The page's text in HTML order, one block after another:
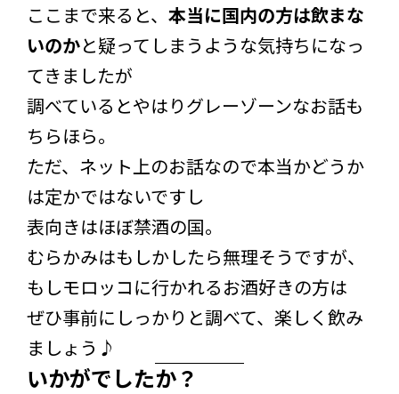
ここまで来ると、 本当に国内の方は飲まな
いのかと疑ってしまうような気持ちになっ
てきましたが
調べているとやはりグレーゾーンなお話も
ちらほら。
ただ、ネット上のお話なので本当かどうか
は定かではないですし
表向きはほぼ禁酒の国。
むらかみはもしかしたら無理そうですが、
もしモロッコに行かれるお酒好きの方は
ぜひ事前にしっかりと調べて、楽しく飲み
ましょう♪
いかがでしたか？